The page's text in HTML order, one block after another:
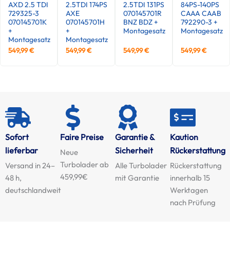
AXD 2.5 TDI
729325-3
070145701K
+
Montagesatz
549,99€
2.5TDI 174PS
AXE
070145701H
+
Montagesatz
549,99€
2.5TDI 131PS
070145701R
BNZ BDZ +
Montagesatz
549,99€
84PS-140PS
CAAA CAAB
792290-3 +
Montagesatz
549,99€
Sofort
lieferbar
Versand in 24–
48 h,
deutschlandweit
Faire Preise
Neue
Turbolader ab
459,99€
Garantie &
Sicherheit
Alle Turbolader
mit Garantie
Kaution
Rückerstattung
Rückerstattung
innerhalb 15
Werktagen
nach Prüfung